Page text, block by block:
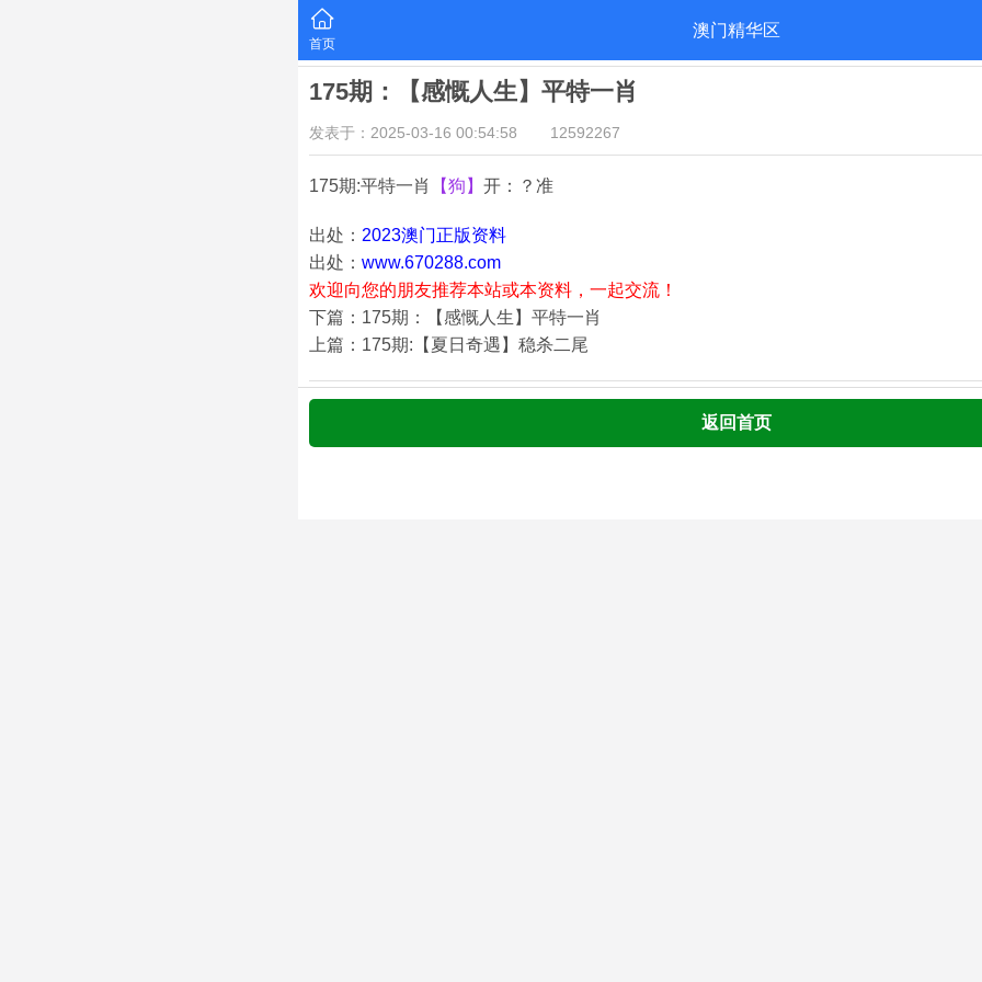
首页
澳门精华区
175期：【感慨人生】平特一肖
发表于：2025-03-16 00:54:58 12592267
175期:平特一肖 【狗】 开：？准
出处： 2023澳门正版资料
出处： www.670288.com
欢迎向您的朋友推荐本站或本资料，一起交流！
下篇：175期：【感慨人生】平特一肖
上篇：175期:【夏日奇遇】稳杀二尾
返回首页